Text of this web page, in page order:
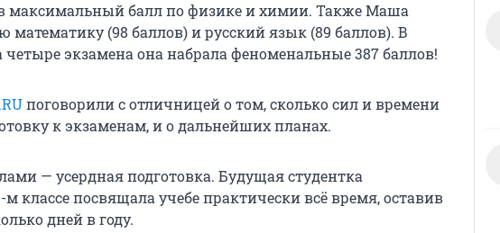
максимальный балл по физике и химии. Также Маша
математику (98 баллов) и русский язык (89 баллов). В
экзамена она набрала феноменальные 387 баллов!
поговорили с отличницей о том, сколько сил и времени
к экзаменам, и о дальнейших планах.
— усердная подготовка. Будущая студентка
м классе посвящала учебе практически всё время, оставив
дней в году.